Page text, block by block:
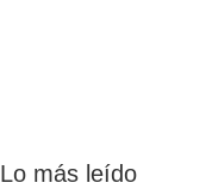
Lo más leído